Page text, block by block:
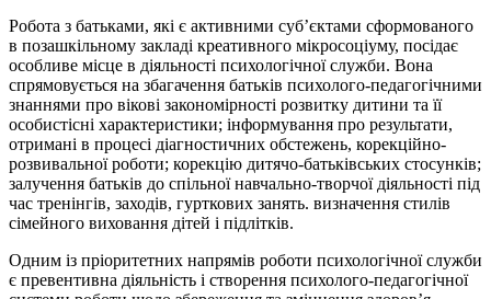
Робота з батьками, які є активними суб’єктами сформованого
в позашкільному закладі креативного мікросоціуму, посідає
особливе місце в діяльності психологічної служби. Вона
спрямовується на збагачення батьків психолого-педагогічними
знаннями про вікові закономірності розвитку дитини та її
особистісні характеристики; інформування про результати,
отримані в процесі діагностичних обстежень, корекційно-
розвивальної роботи; корекцію дитячо-батьківських стосунків;
залучення батьків до спільної навчально-творчої діяльності під
час тренінгів, заходів, гурткових занять. визначення стилів
сімейного виховання дітей і підлітків.
Одним із пріоритетних напрямів роботи психологічної служби
є превентивна діяльність і створення психолого-педагогічної